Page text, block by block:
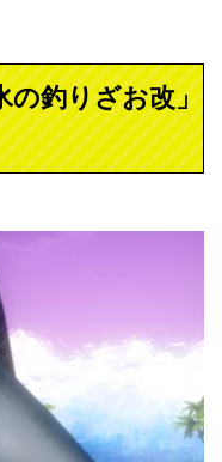
の釣りざお改」